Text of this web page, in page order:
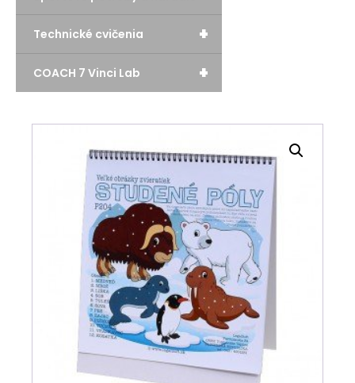
+
Technické cvičenia
+
COACH 7 Vinci Lab